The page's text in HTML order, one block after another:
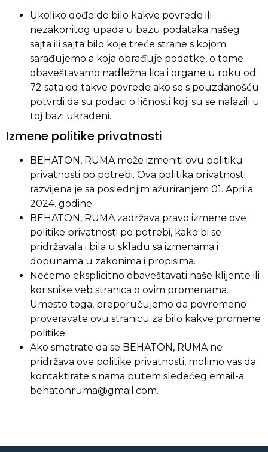
Ukoliko dođe do bilo kakve povrede ili
nezakonitog upada u bazu podataka našeg
sajta ili sajta bilo koje treće strane s kojom
sarađujemo a koja obrađuje podatke, o tome
obaveštavamo nadležna lica i organe u roku od
72 sata od takve povrede ako se s pouzdanošću
potvrdi da su podaci o ličnosti koji su se nalazili u
toj bazi ukradeni.
Izmene politike privatnosti
BEHATON, RUMA može izmeniti ovu politiku
privatnosti po potrebi. Ova politika privatnosti
razvijena je sa poslednjim ažuriranjem 01. Aprila
2024. godine.
BEHATON, RUMA zadržava pravo izmene ove
politike privatnosti po potrebi, kako bi se
pridržavala i bila u skladu sa izmenama i
dopunama u zakonima i propisima.
Nećemo eksplicitno obaveštavati naše klijente ili
korisnike veb stranica o ovim promenama.
Umesto toga, preporučujemo da povremeno
proveravate ovu stranicu za bilo kakve promene
politike.
Ako smatrate da se BEHATON, RUMA ne
pridržava ove politike privatnosti, molimo vas da
kontaktirate s nama putem sledećeg email-a
behatonruma@gmail.com.